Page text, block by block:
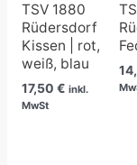
TSV 1880
Rüdersdorf
Kissen | rot,
weiß, blau
17,50 € inkl.
MwSt